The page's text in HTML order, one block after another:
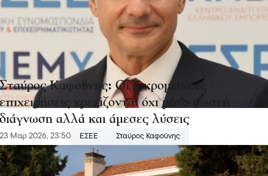
Σταύρος Καφούνης: Οι μικρομεσαίες
επιχειρήσεις χρειάζονται όχι μόνο σωστή
διάγνωση αλλά και άμεσες λύσεις
23 Μαρ 2026, 23:50 ΕΣΕΕ Σταύρος Καφούνης